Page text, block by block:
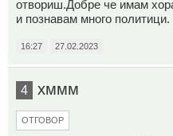
отвориш.Добре че имам
и познавам много политици.
16:27 27.02.2023
4 хммм
ОТГОВОР